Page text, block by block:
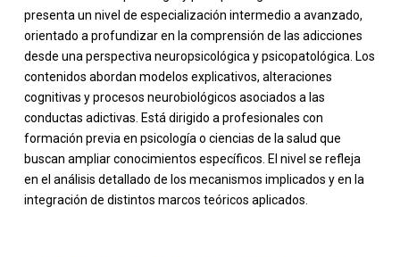
presenta un nivel de especialización intermedio a avanzado,
orientado a profundizar en la comprensión de las adicciones
desde una perspectiva neuropsicológica y psicopatológica. Los
contenidos abordan modelos explicativos, alteraciones
cognitivas y procesos neurobiológicos asociados a las
conductas adictivas. Está dirigido a profesionales con
formación previa en psicología o ciencias de la salud que
buscan ampliar conocimientos específicos. El nivel se refleja
en el análisis detallado de los mecanismos implicados y en la
integración de distintos marcos teóricos aplicados.
-